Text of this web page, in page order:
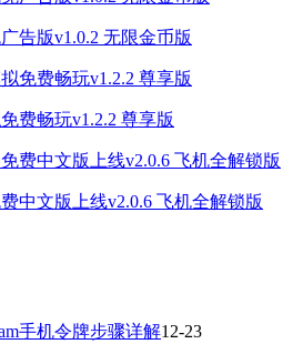
告版v1.0.2 无限金币版
费畅玩v1.2.2 尊享版
中文版上线v2.0.6 飞机全解锁版
手机令牌步骤详解12-23